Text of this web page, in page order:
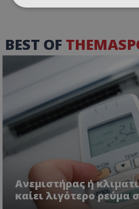
BEST OF
Ανεμιστήρας ή
καίει λιγότερο